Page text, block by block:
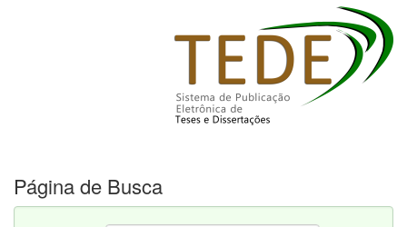
Página de Busca